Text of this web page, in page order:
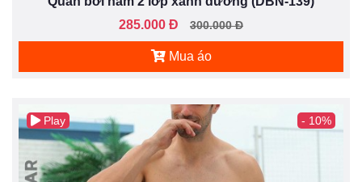
285.000 Đ
300.000 Đ
Mua áo
- 10%
Play